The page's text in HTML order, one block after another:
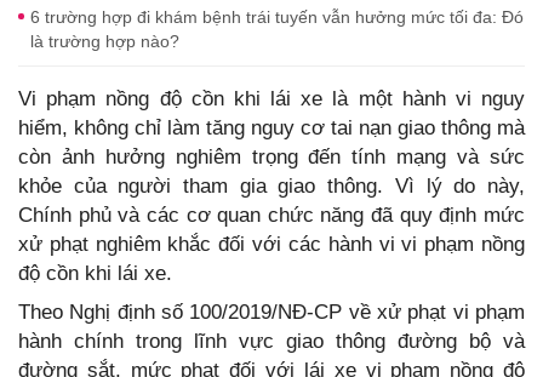
6 trường hợp đi khám bệnh trái tuyến vẫn hưởng mức tối đa: Đó
là trường hợp nào?
Vi phạm nồng độ cồn khi lái xe là một hành vi nguy
hiểm, không chỉ làm tăng nguy cơ tai nạn giao thông mà
còn ảnh hưởng nghiêm trọng đến tính mạng và sức
khỏe của người tham gia giao thông. Vì lý do này,
Chính phủ và các cơ quan chức năng đã quy định mức
xử phạt nghiêm khắc đối với các hành vi vi phạm nồng
độ cồn khi lái xe.
Theo Nghị định số 100/2019/NĐ-CP về xử phạt vi phạm
hành chính trong lĩnh vực giao thông đường bộ và
đường sắt, mức phạt đối với lái xe vi phạm nồng độ